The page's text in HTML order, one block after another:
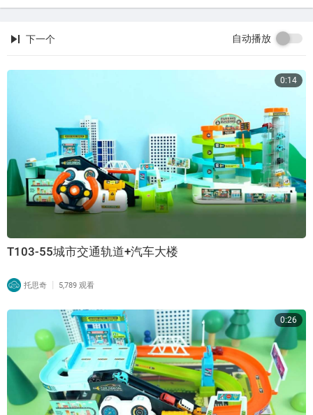
下一个 自动播放
0:14
T103-55城市交通轨道+汽车大楼
托思奇 | 5,789 观看
0:26